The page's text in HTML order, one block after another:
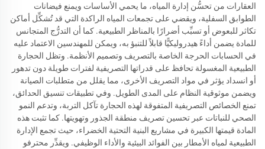
العقارات من تحسُّن إدارة المياه، ما يحمي الأساسات ويمنع فيضانات
الطوابق السفلية، ويقضي على تجمعات المياه الراكدة التي قد تُشكِّل أماكن
تكاثر للبعوض أو تسبِّب أضرارًا بالمناظر الطبيعية. كما أن التدرُّج المتجانس
للمادة يضمن أداءً هيدروليكيًّا قابلاً للتنبؤ به، ويمكن للمهندسين الاعتماد عليه
في الحسابات الحرجة الخاصة بالتصريف وتصميم الأنظمة. وتظل الحجارة
الطبيعية المغسولة تحافظ على قدراتها التصريفية لفترات طويلة دون تدهور
أو انسداد يؤثر في مواد التصريف الأخرى، مما يقلل من متطلبات الصيانة
ويضمن موثوقية النظام على المدى الطويل. وفي تطبيقات تنسيق الحدائق،
تمنع الخصائص التصريفية المتفوقة لهذه الحجارة تآكل التربة، وتدعم النمو
الصحي للنباتات عبر تحسين تصريف منطقة الجذور وتهويتها. كما تثبت هذه
المادة قيمتها الكبيرة في مشاريع البنية التحتية الخضراء، حيث تجمع الإدارة
الطبيعية لمياه الأمطار بين الفوائد البيئية والأداء الوظيفي. ويقدِّر محترفو